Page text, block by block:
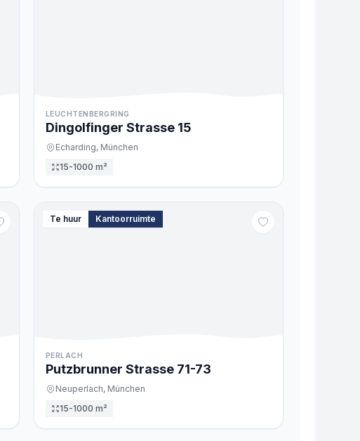
LEUCHTENBERGRING
Dingolfinger Strasse 15
Echarding, München
15-1000 m²
Te huur Kantoorruimte
PERLACH
Putzbrunner Strasse 71-73
Neuperlach, München
15-1000 m²